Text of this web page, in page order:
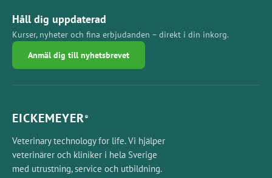
Håll dig uppdaterad
Kurser, nyheter och fina erbjudanden – direkt i din inkorg.
Anmäl dig till nyhetsbrevet
EICKEMEYER®
Veterinary technology for life. Vi hjälper
veterinärer och kliniker i hela Sverige
med utrustning, service och utbildning.